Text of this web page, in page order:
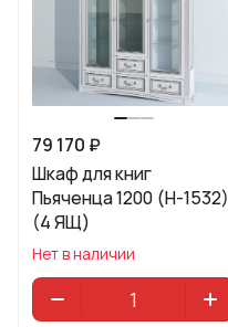
79 170 ₽
Шкаф для книг
Пьяченца 1200 (H-1532)
(4 ЯЩ)
Нет в наличии